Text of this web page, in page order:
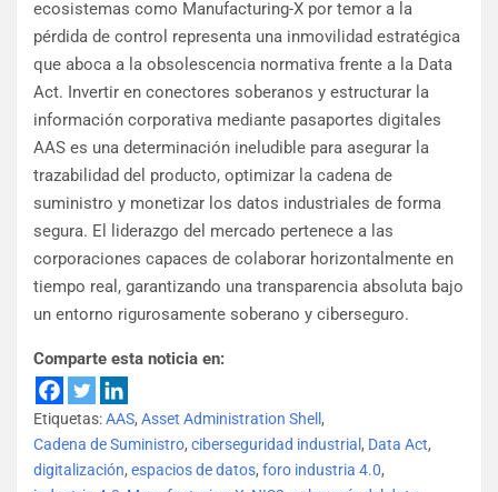
ecosistemas como Manufacturing-X por temor a la
pérdida de control representa una inmovilidad estratégica
que aboca a la obsolescencia normativa frente a la Data
Act. Invertir en conectores soberanos y estructurar la
información corporativa mediante pasaportes digitales
AAS es una determinación ineludible para asegurar la
trazabilidad del producto, optimizar la cadena de
suministro y monetizar los datos industriales de forma
segura. El liderazgo del mercado pertenece a las
corporaciones capaces de colaborar horizontalmente en
tiempo real, garantizando una transparencia absoluta bajo
un entorno rigurosamente soberano y ciberseguro.
Comparte esta noticia en:
Etiquetas:AAS, Asset Administration Shell ,
Cadena de Suministro, ciberseguridad industrial , Data Act,
digitalización, espacios de datos, foro industria 4.0,